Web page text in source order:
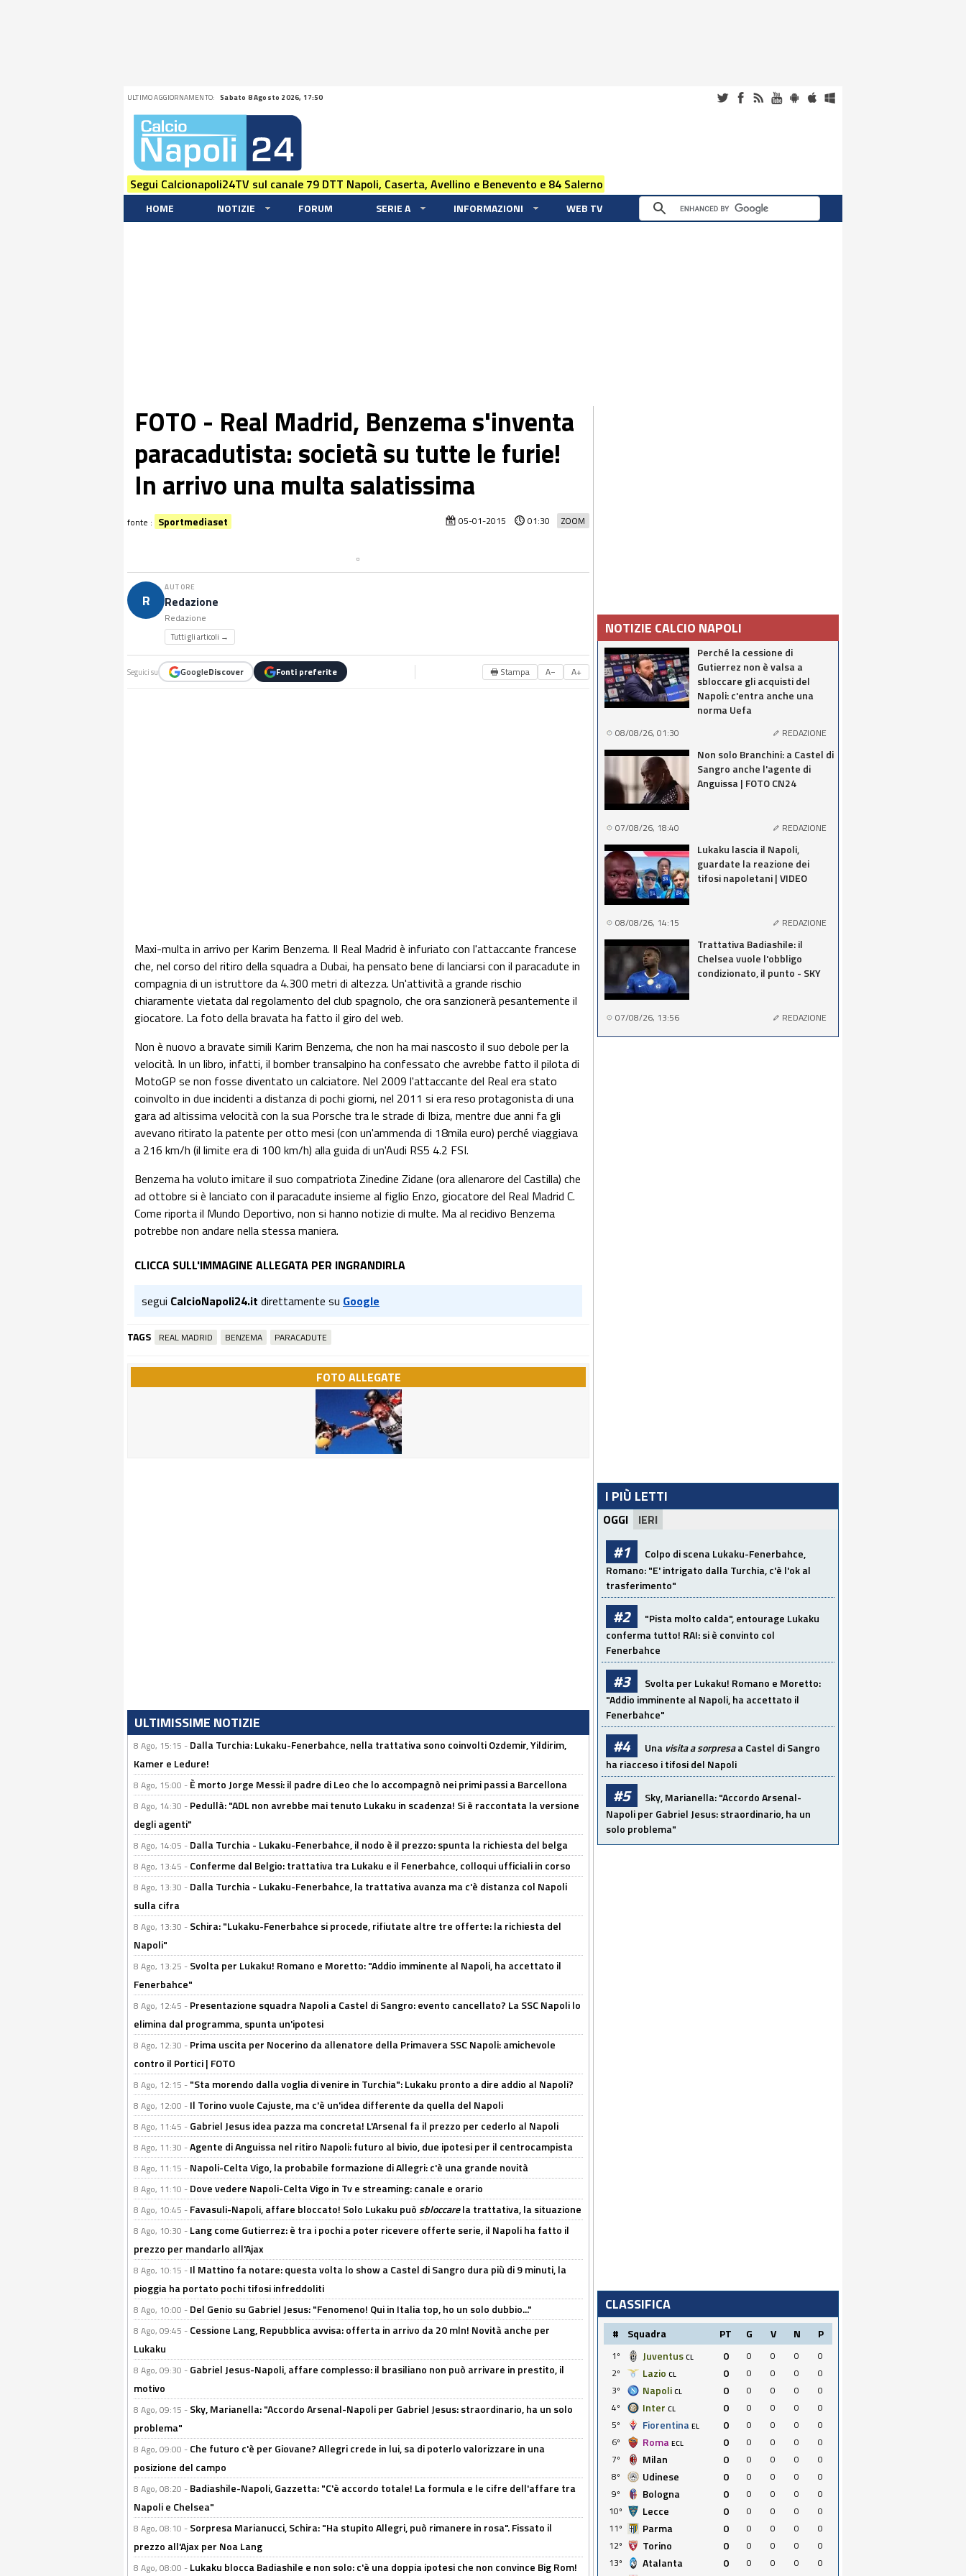
ULTIMO AGGIORNAMENTO: Sabato 8 Agosto 2026, 17:50
Segui Calcionapoli24TV sul canale 79 DTT Napoli, Caserta, Avellino e Benevento e 84 Salerno
HOME NOTIZIE FORUM SERIE A INFORMAZIONI WEB TV
FOTO - Real Madrid, Benzema s'inventa
paracadutista: società su tutte le furie!
In arrivo una multa salatissima
ZOOM
05-01-2015 01:30
fonte : Sportmediaset
R
AUTORE
Redazione
Redazione
Tutti gli articoli →
Seguici su GoogleDiscover Fonti preferite 🖶 Stampa A− A+
Maxi-multa in arrivo per Karim Benzema. Il Real Madrid è infuriato con l'attaccante francese
che, nel corso del ritiro della squadra a Dubai, ha pensato bene di lanciarsi con il paracadute in
compagnia di un istruttore da 4.300 metri di altezza. Un'attività a grande rischio
chiaramente vietata dal regolamento del club spagnolo, che ora sanzionerà pesantemente il
giocatore. La foto della bravata ha fatto il giro del web.
Non è nuovo a bravate simili Karim Benzema, che non ha mai nascosto il suo debole per la
velocità. In un libro, infatti, il bomber transalpino ha confessato che avrebbe fatto il pilota di
MotoGP se non fosse diventato un calciatore. Nel 2009 l'attaccante del Real era stato
coinvolto in due incidenti a distanza di pochi giorni, nel 2011 si era reso protagonista di una
gara ad altissima velocità con la sua Porsche tra le strade di Ibiza, mentre due anni fa gli
avevano ritirato la patente per otto mesi (con un'ammenda di 18mila euro) perché viaggiava
a 216 km/h (il limite era di 100 km/h) alla guida di un'Audi RS5 4.2 FSI.
Benzema ha voluto imitare il suo compatriota Zinedine Zidane (ora allenarore del Castilla) che
ad ottobre si è lanciato con il paracadute insieme al figlio Enzo, giocatore del Real Madrid C.
Come riporta il Mundo Deportivo, non si hanno notizie di multe. Ma al recidivo Benzema
potrebbe non andare nella stessa maniera.
CLICCA SULL'IMMAGINE ALLEGATA PER INGRANDIRLA
segui CalcioNapoli24.it direttamente su Google
TAGS REAL MADRID BENZEMA PARACADUTE
FOTO ALLEGATE
ULTIMISSIME NOTIZIE
8 Ago, 15:15 - Dalla Turchia: Lukaku-Fenerbahce, nella trattativa sono coinvolti Ozdemir, Yildirim,
Kamer e Ledure!
8 Ago, 15:00 - È morto Jorge Messi: il padre di Leo che lo accompagnò nei primi passi a Barcellona
8 Ago, 14:30 - Pedullà: "ADL non avrebbe mai tenuto Lukaku in scadenza! Si è raccontata la versione
degli agenti"
8 Ago, 14:05 - Dalla Turchia - Lukaku-Fenerbahce, il nodo è il prezzo: spunta la richiesta del belga
8 Ago, 13:45 - Conferme dal Belgio: trattativa tra Lukaku e il Fenerbahce, colloqui ufficiali in corso
8 Ago, 13:30 - Dalla Turchia - Lukaku-Fenerbahce, la trattativa avanza ma c'è distanza col Napoli
sulla cifra
8 Ago, 13:30 - Schira: "Lukaku-Fenerbahce si procede, rifiutate altre tre offerte: la richiesta del
Napoli"
8 Ago, 13:25 - Svolta per Lukaku! Romano e Moretto: "Addio imminente al Napoli, ha accettato il
Fenerbahce"
8 Ago, 12:45 - Presentazione squadra Napoli a Castel di Sangro: evento cancellato? La SSC Napoli lo
elimina dal programma, spunta un'ipotesi
8 Ago, 12:30 - Prima uscita per Nocerino da allenatore della Primavera SSC Napoli: amichevole
contro il Portici | FOTO
8 Ago, 12:15 - "Sta morendo dalla voglia di venire in Turchia": Lukaku pronto a dire addio al Napoli?
8 Ago, 12:00 - Il Torino vuole Cajuste, ma c'è un'idea differente da quella del Napoli
8 Ago, 11:45 - Gabriel Jesus idea pazza ma concreta! L'Arsenal fa il prezzo per cederlo al Napoli
8 Ago, 11:30 -Agente di Anguissa nel ritiro Napoli: futuro al bivio, due ipotesi per il centrocampista
8 Ago, 11:15 - Napoli-Celta Vigo, la probabile formazione di Allegri: c'è una grande novità
8 Ago, 11:10 - Dove vedere Napoli-Celta Vigo in Tv e streaming: canale e orario
8 Ago, 10:45 - Favasuli-Napoli, affare bloccato! Solo Lukaku puòsbloccarela trattativa, la situazione
8 Ago, 10:30 - Lang come Gutierrez: è tra i pochi a poter ricevere offerte serie, il Napoli ha fatto il
prezzo per mandarlo all'Ajax
8 Ago, 10:15 - Il Mattino fa notare: questa volta lo show a Castel di Sangro dura più di 9 minuti, la
pioggia ha portato pochi tifosi infreddoliti
8 Ago, 10:00 - Del Genio su Gabriel Jesus: "Fenomeno! Qui in Italia top, ho un solo dubbio..."
8 Ago, 09:45 - Cessione Lang, Repubblica avvisa: offerta in arrivo da 20 mln! Novità anche per
Lukaku
8 Ago, 09:30 - Gabriel Jesus-Napoli, affare complesso: il brasiliano non può arrivare in prestito, il
motivo
8 Ago, 09:15 - Sky, Marianella: "Accordo Arsenal-Napoli per Gabriel Jesus: straordinario, ha un solo
problema"
8 Ago, 09:00 - Che futuro c'è per Giovane? Allegri crede in lui, sa di poterlo valorizzare in una
posizione del campo
8 Ago, 08:20 - Badiashile-Napoli, Gazzetta: "C'è accordo totale! La formula e le cifre dell'affare tra
Napoli e Chelsea"
8 Ago, 08:10 - Sorpresa Marianucci, Schira: "Ha stupito Allegri, può rimanere in rosa". Fissato il
prezzo all'Ajax per Noa Lang
8 Ago, 08:00 - Lukaku blocca Badiashile e non solo: c'è una doppia ipotesi che non convince Big Rom!
NOTIZIE CALCIO NAPOLI
Perché la cessione di
Gutierrez non è valsa a
sbloccare gli acquisti del
Napoli: c'entra anche una
norma Uefa
08/08/26, 01:30 REDAZIONE
Non solo Branchini: a Castel di
Sangro anche l'agente di
Anguissa | FOTO CN24
07/08/26, 18:40 REDAZIONE
Lukaku lascia il Napoli,
guardate la reazione dei
tifosi napoletani | VIDEO
08/08/26, 14:15 REDAZIONE
Trattativa Badiashile: il
Chelsea vuole l'obbligo
condizionato, il punto - SKY
07/08/26, 13:56 REDAZIONE
I PIÙ LETTI
OGGI IERI
#1
Colpo di scena Lukaku-Fenerbahce,
Romano: "E' intrigato dalla Turchia, c'è l'ok al
trasferimento"
#2
"Pista molto calda", entourage Lukaku
conferma tutto! RAI: si è convinto col
Fenerbahce
#3
Svolta per Lukaku! Romano e Moretto:
"Addio imminente al Napoli, ha accettato il
Fenerbahce"
#4 Una visita a sorpresaa Castel di Sangro
ha riacceso i tifosi del Napoli
#5
Sky, Marianella: "Accordo Arsenal-
Napoli per Gabriel Jesus: straordinario, ha un
solo problema"
CLASSIFICA
# Squadra PT G V N P
1º Juventus CL 0 0 0 0
0
2º
Lazio CL 0 0 0 0
0
3º
Napoli CL 0 0 0 0
0
4º
Inter CL 0 0 0 0
0
5º
Fiorentina EL 0 0 0 0
0
6º
Roma ECL 0 0 0 0
0
7º
Milan 0 0 0 0
0
8º
Udinese 0 0 0 0
0
9º
Bologna 0 0 0 0
0
10º
Lecce 0 0 0 0
0
11º
Parma 0 0 0 0
0
12º
Torino 0 0 0 0
0
13º
Atalanta 0 0 0 0
0